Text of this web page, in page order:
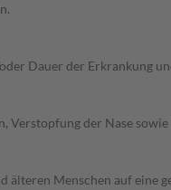
Dauer der Erkrankung
der Nase
älteren Menschen auf